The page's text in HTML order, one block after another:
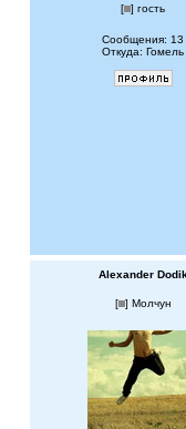
[ ] гость
Сообщения: 13
Откуда: Гомель
Alexander
[ ] Молчун